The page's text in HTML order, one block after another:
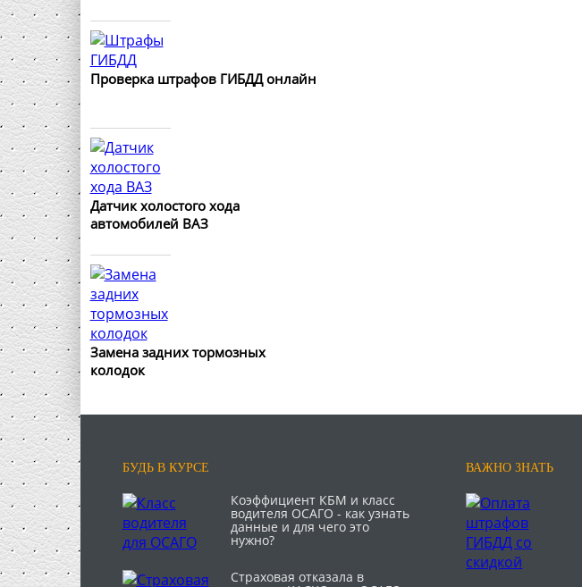
Проверка штрафов ГИБДД онлайн
Датчик холостого хода
автомобилей ВАЗ
Замена задних тормозных
колодок
БУДЬ В КУРСЕ
Коэффициент КБМ и класс
водителя ОСАГО - как узнать
данные и для чего это
нужно?
Страховая отказала в
ВАЖНО ЗНАТЬ